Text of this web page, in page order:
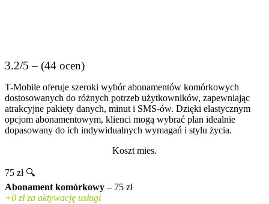
3.2/5 – (44 ocen)
T-Mobile oferuje szeroki wybór abonamentów komórkowych
dostosowanych do różnych potrzeb użytkowników, zapewniając
atrakcyjne pakiety danych, minut i SMS-ów. Dzięki elastycznym
opcjom abonamentowym, klienci mogą wybrać plan idealnie
dopasowany do ich indywidualnych wymagań i stylu życia.
Koszt mies.
75 zł 🔍
Abonament komórkowy – 75 zł
+0 zł za aktywację usługi